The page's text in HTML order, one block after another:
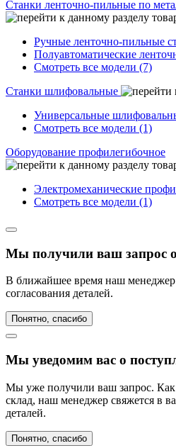
Станки ленточно-пильные по
Ручные ленточно-пильные
Полуавтоматические
Смотреть все модели (7)
Станки шлифовальные
Универсальные
Смотреть все модели (1)
Оборудование профилегибочное
Электромеханические
Смотреть все модели (1)
Мы получили ваш запрос о
В ближайшее время наш менеджер
согласования деталей.
Понятно, спасибо
Мы уведомим вас о
Мы уже получили ваш запрос. Как
склад, наш менеджер свяжется в
деталей.
Понятно, спасибо